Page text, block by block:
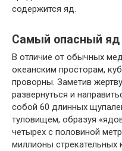
содержится яд.
Самый опасный яд
В отличие от обычных
океанским просторам,
проворны. Заметив
развернуться и
собой 60 длинных
туловищем, образуя
четырех с половиной
миллионы стрекательных